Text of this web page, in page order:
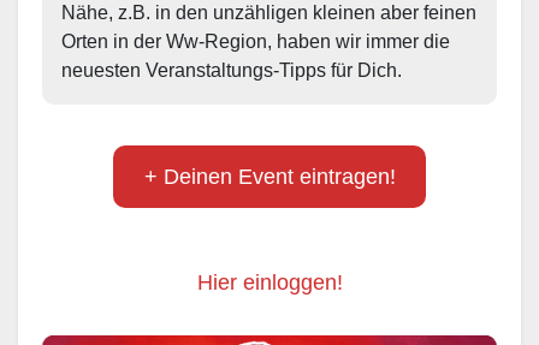
Nähe, z.B. in den unzähligen kleinen aber feinen
Orten in der Ww-Region, haben wir immer die
neuesten Veranstaltungs-Tipps für Dich.
+ Deinen Event eintragen!
Hier einloggen!